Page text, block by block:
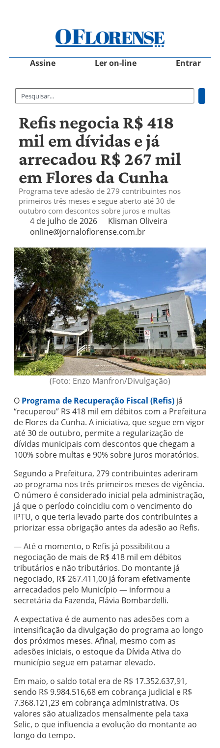
Assine Ler on-line Entrar
Refis negocia R$ 418
mil em dívidas e já
arrecadou R$ 267 mil
em Flores da Cunha
Programa teve adesão de 279 contribuintes nos
primeiros três meses e segue aberto até 30 de
outubro com descontos sobre juros e multas
4 de julho de 2026
Klisman Oliveira
online@jornaloflorense.com.br
(Foto: Enzo Manfron/Divulgação)
O Programa de Recuperação Fiscal (Refis) já
“recuperou” R$ 418 mil em débitos com a Prefeitura
de Flores da Cunha. A iniciativa, que segue em vigor
até 30 de outubro, permite a regularização de
dívidas municipais com descontos que chegam a
100% sobre multas e 90% sobre juros moratórios.
Segundo a Prefeitura, 279 contribuintes aderiram
ao programa nos três primeiros meses de vigência.
O número é considerado inicial pela administração,
já que o período coincidiu com o vencimento do
IPTU, o que teria levado parte dos contribuintes a
priorizar essa obrigação antes da adesão ao Refis.
— Até o momento, o Refis já possibilitou a
negociação de mais de R$ 418 mil em débitos
tributários e não tributários. Do montante já
negociado, R$ 267.411,00 já foram efetivamente
arrecadados pelo Município — informou a
secretária da Fazenda, Flávia Bombardelli.
A expectativa é de aumento nas adesões com a
intensificação da divulgação do programa ao longo
dos próximos meses. Afinal, mesmo com as
adesões iniciais, o estoque da Dívida Ativa do
município segue em patamar elevado.
Em maio, o saldo total era de R$ 17.352.637,91,
sendo R$ 9.984.516,68 em cobrança judicial e R$
7.368.121,23 em cobrança administrativa. Os
valores são atualizados mensalmente pela taxa
Selic, o que influencia a evolução do montante ao
longo do tempo.